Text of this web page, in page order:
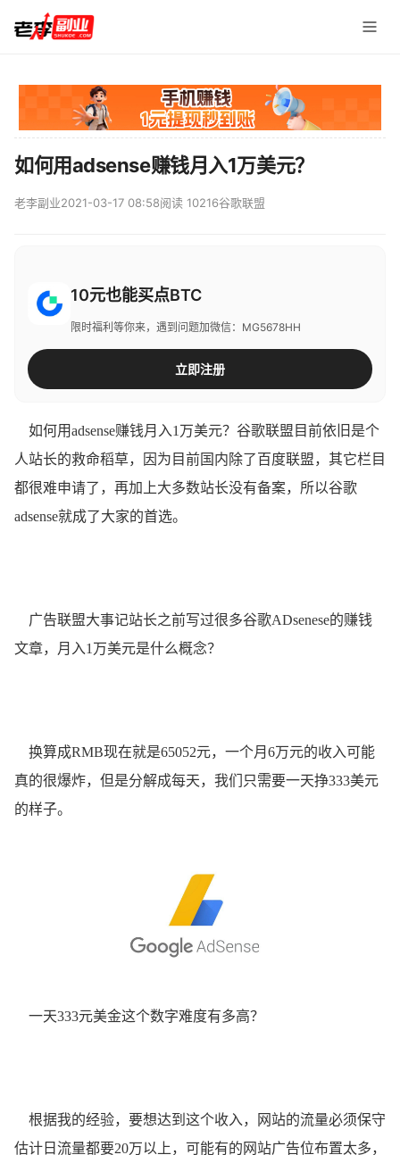
如何用adsense赚钱月入1万美元？
老李副业2021-03-17 08:58阅读 10216谷歌联盟
10元也能买点BTC
限时福利等你来，遇到问题加微信：MG5678HH
立即注册
如何用adsense赚钱月入1万美元？谷歌联盟目前依旧是个
人站长的救命稻草，因为目前国内除了百度联盟，其它栏目
都很难申请了，再加上大多数站长没有备案，所以谷歌
adsense就成了大家的首选。
广告联盟大事记站长之前写过很多谷歌ADsenese的赚钱
文章，月入1万美元是什么概念？
换算成RMB现在就是65052元，一个月6万元的收入可能
真的很爆炸，但是分解成每天，我们只需要一天挣333美元
的样子。
一天333元美金这个数字难度有多高？
根据我的经验，要想达到这个收入，网站的流量必须保守
估计日流量都要20万以上，可能有的网站广告位布置太多，